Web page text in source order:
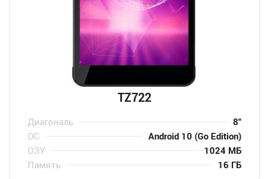
TZ722
Диагональ
8″
ОС
Android 10 (Go Edition)
ОЗУ
1024 МБ
Память
16 ГБ